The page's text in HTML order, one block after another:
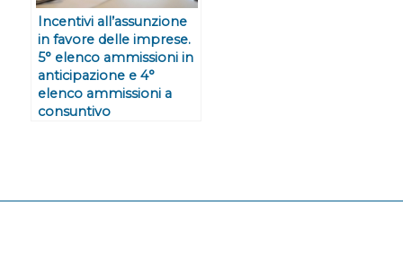
Incentivi all’assunzione
in favore delle imprese.
5° elenco ammissioni in
anticipazione e 4°
elenco ammissioni a
consuntivo